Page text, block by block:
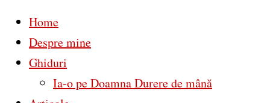
Home
Despre mine
Ghiduri
Ia-o pe Doamna Durere de mână